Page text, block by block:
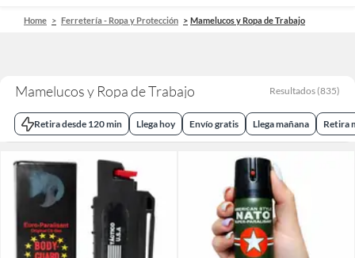
Home Ferretería - Ropa y Protección Mamelucos y Ropa de Trabajo
Mamelucos y Ropa de Trabajo Resultados (835)
Retira desde 120 min Llega hoy Envío gratis Llega mañana Retira